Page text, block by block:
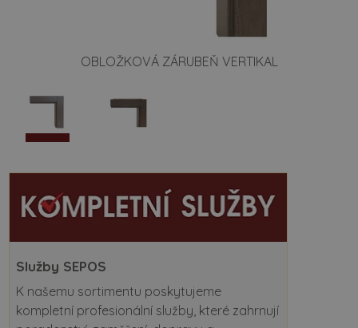
OBLOŽKOVÁ ZÁRUBEŇ VERTIKAL
Služby SEPOS
K našemu sortimentu poskytujeme
kompletní profesionální služby, které zahrnují